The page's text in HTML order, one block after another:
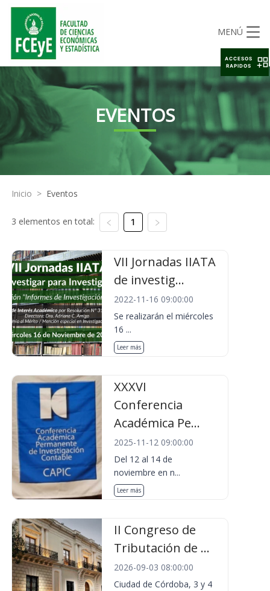
MENÚ
EVENTOS
Inicio > Eventos
3 elementos en total: 1
VII Jornadas IIATA
de investig...
2022-11-16 09:00:00
Se realizarán el miércoles
16 ...
Leer más
XXXVI
Conferencia
Académica Pe...
2025-11-12 09:00:00
Del 12 al 14 de
noviembre en n...
Leer más
II Congreso de
Tributación de ...
2026-09-03 08:00:00
Ciudad de Córdoba, 3 y 4
ACCESOS
RAPIDOS